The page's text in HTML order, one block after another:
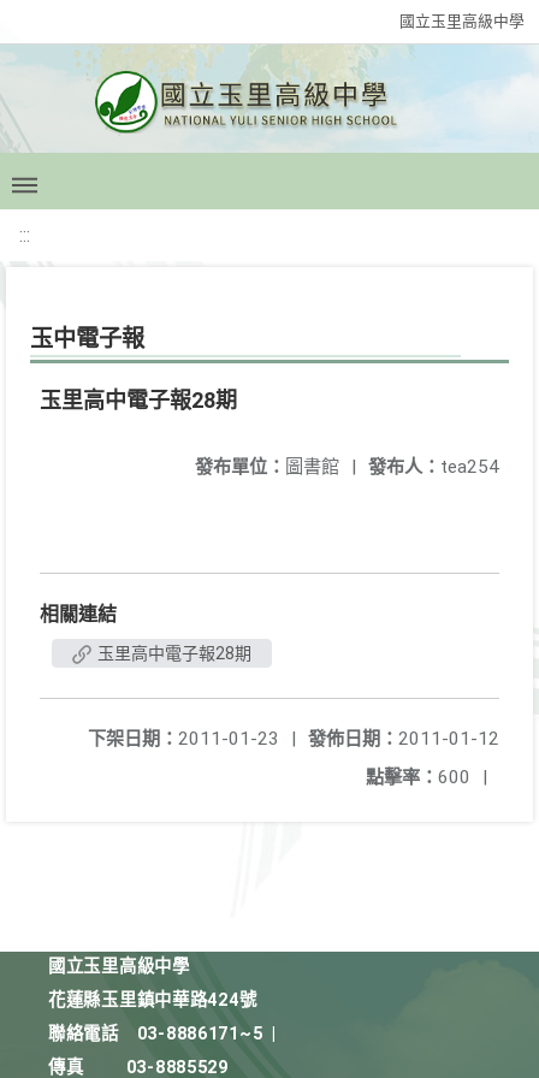
國立玉里高級中學
:::
玉中電子報
玉里高中電子報28期
發布人： tea254
發布單位： 圖書館 |
相關連結
玉里高中電子報28期
發佈日期： 2011-01-12
下架日期： 2011-01-23
|
點擊率： 600 |
國立玉里高級中學
花蓮縣玉里鎮中華路424號
聯絡電話
03-8886171~5
傳真
03-8885529